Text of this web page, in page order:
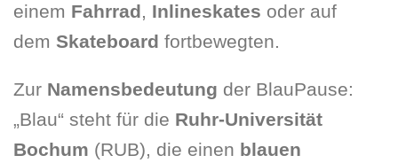
einem Fahrrad, Inlineskates oder auf
dem Skateboard fortbewegten.
Zur Namensbedeutung der BlauPause:
„Blau“ steht für die Ruhr-Universität
Bochum (RUB), die einen blauen